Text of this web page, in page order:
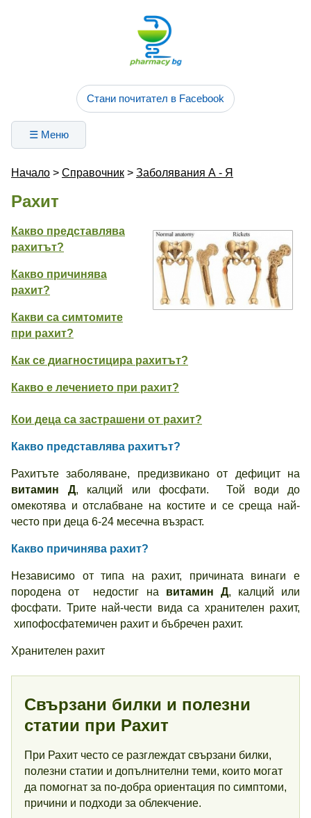
Стани почитател в Facebook
☰ Меню
Начало > Справочник > Заболявания А - Я
Рахит
Какво представлява
рахитът?
Какво причинява
рахит?
Какви са симтомите
при рахит?
Как се диагностицира рахитът?
Какво е лечението при рахит?
Кои деца са застрашени от рахит?
Какво представлява рахитът?
Рахитъте заболяване, предизвикано от дефицит на
витамин Д, калций или фосфати. Той води до
омекотява и отслабване на костите и се среща най-
често при деца 6-24 месечна възраст.
Какво причинява рахит?
Независимо от типа на рахит, причината винаги е
породена от недостиг на витамин Д, калций или
фосфати. Трите най-чести вида са хранителен рахит,
хипофосфатемичен рахит и бъбречен рахит.
Хранителен рахит
Свързани билки и полезни
статии при Рахит
При Рахит често се разглеждат свързани билки,
полезни статии и допълнителни теми, които могат
да помогнат за по-добра ориентация по симптоми,
причини и подходи за облекчение.